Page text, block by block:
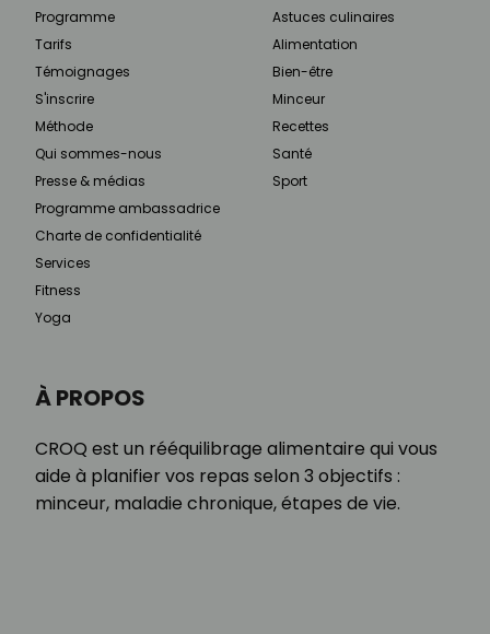
À PROPOS
CROQ est un rééquilibrage alimentaire qui vous
aide à planifier vos repas selon 3 objectifs :
minceur, maladie chronique, étapes de vie.
Programme
Tarifs
Témoignages
S'inscrire
Méthode
Qui sommes-nous
Presse & médias
Programme ambassadrice
Charte de confidentialité
Services
Fitness
Yoga
Astuces culinaires
Alimentation
Bien-être
Minceur
Recettes
Santé
Sport